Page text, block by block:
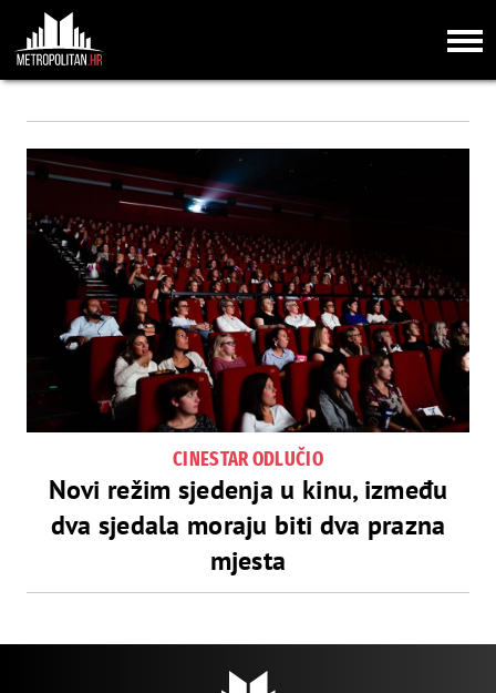
CINESTAR ODLUČIO
Novi režim sjedenja u kinu, između
dva sjedala moraju biti dva prazna
mjesta